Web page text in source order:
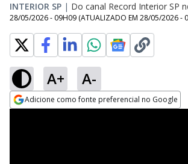
INTERIOR SP | Do canal Record Interior SP
28/05/2026 - 09H09 (ATUALIZADO EM 28/05/2026 -
A+ A-
Adicione como fonte preferencial no Google